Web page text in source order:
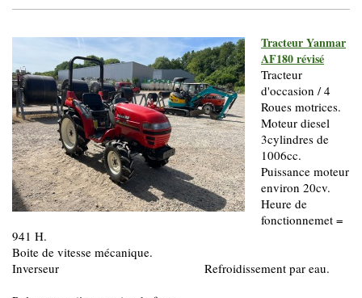
Tracteur Yanmar
AF180 révisé
Tracteur
d'occasion / 4
Roues motrices.
Moteur diesel
3cylindres de
1006cc.
Puissance moteur
environ 20cv.
Heure de
fonctionnemet =
941 H.
Boite de vitesse mécanique.
Inverseur Refroidissement par eau.